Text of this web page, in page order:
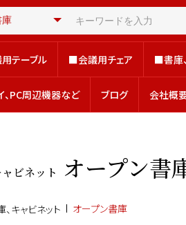
テーブル ■会議用チェア ■書庫
、PC周辺機器など ブログ 会社概
テーブル ■会議用チェア ■書庫
、PC周辺機器など ブログ 会社概
ビネット オープン書
キャビネット オープン書庫